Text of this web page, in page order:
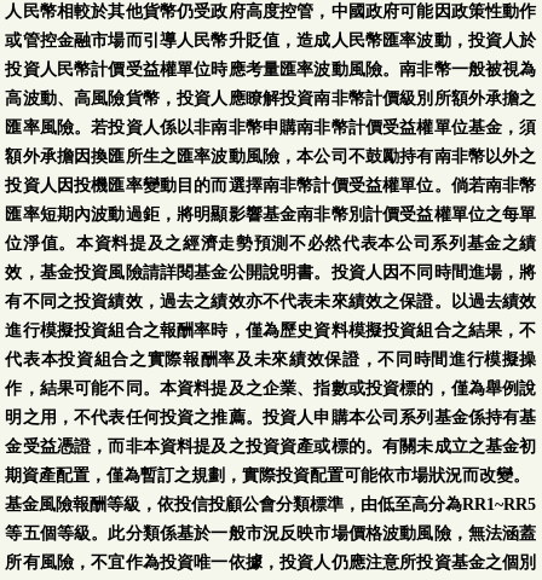
人民幣相較於其他貨幣仍受政府高度控管，中國政府可能因政策性動作
或管控金融市場而引導人民幣升貶值，造成人民幣匯率波動，投資人於
投資人民幣計價受益權單位時應考量匯率波動風險。南非幣一般被視為
高波動、高風險貨幣，投資人應瞭解投資南非幣計價級別所額外承擔之
匯率風險。若投資人係以非南非幣申購南非幣計價受益權單位基金，須
額外承擔因換匯所生之匯率波動風險，本公司不鼓勵持有南非幣以外之
投資人因投機匯率變動目的而選擇南非幣計價受益權單位。倘若南非幣
匯率短期內波動過鉅，將明顯影響基金南非幣別計價受益權單位之每單
位淨值。本資料提及之經濟走勢預測不必然代表本公司系列基金之績
效，基金投資風險請詳閱基金公開說明書。投資人因不同時間進場，將
有不同之投資績效，過去之績效亦不代表未來績效之保證。以過去績效
進行模擬投資組合之報酬率時，僅為歷史資料模擬投資組合之結果，不
代表本投資組合之實際報酬率及未來績效保證，不同時間進行模擬操
作，結果可能不同。本資料提及之企業、指數或投資標的，僅為舉例說
明之用，不代表任何投資之推薦。投資人申購本公司系列基金係持有基
金受益憑證，而非本資料提及之投資資產或標的。有關未成立之基金初
期資產配置，僅為暫訂之規劃，實際投資配置可能依市場狀況而改變。
基金風險報酬等級，依投信投顧公會分類標準，由低至高分為RR1~RR5
等五個等級。此分類係基於一般市況反映市場價格波動風險，無法涵蓋
所有風險，不宜作為投資唯一依據，投資人仍應注意所投資基金之個別